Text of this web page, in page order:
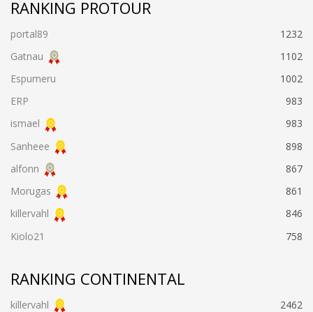
RANKING PROTOUR
portal89
1232
Gatnau
1102
Espumeru
1002
ERP
983
ismael
983
Sanheee
898
alfonn
867
Morugas
861
killervahl
846
Kiolo21
758
RANKING CONTINENTAL
killervahl
2462